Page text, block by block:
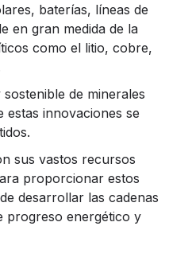
baterías, líneas de
en gran medida de la
como el litio, cobre,
de minerales
innovaciones se
sus vastos recursos
proporcionar estos
desarrollar las cadenas
progreso energético y